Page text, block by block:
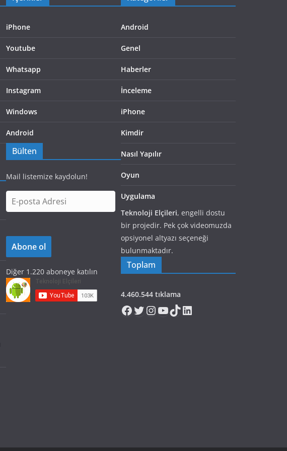
iPhone
Youtube
Whatsapp
Instagram
Windows
Android
Bülten
Mail listemize kaydolun!
-
o
t
a
A
d
Abone ol
Diğer 1.220 aboneye katılın
Android
Genel
Haberler
İnceleme
iPhone
Kimdir
Nasıl Yapılır
Oyun
Uygulama
Teknoloji Elçileri, engelli dostu
bir projedir. Pek çok videomuzda
opsiyonel altyazı seçeneği
bulunmaktadır.
Toplam
4.460.544 tıklama
Facebook
Twitter
Instagram
YouTube
TikTok
LinkedIn